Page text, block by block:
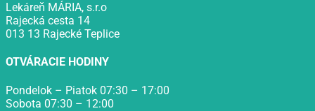
Lekáreň MÁRIA, s.r.o
Rajecká cesta 14
013 13 Rajecké Teplice
OTVÁRACIE HODINY
Pondelok – Piatok 07:30 – 17:00
Sobota 07:30 – 12:00